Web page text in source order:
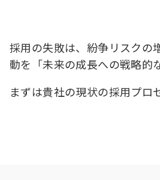
採用の失敗は、紛争リスクの
動を「未来の成長への戦略的
まずは貴社の現状の採用プロ